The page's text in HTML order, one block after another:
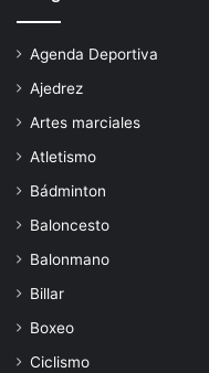
Agenda Deportiva
Ajedrez
Artes marciales
Atletismo
Bádminton
Baloncesto
Balonmano
Billar
Boxeo
Ciclismo